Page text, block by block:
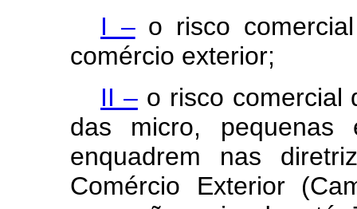
I –o risco
comércio exterior;
II –o risco comercial
das micro,
enquadrem nas
Comércio Exterior